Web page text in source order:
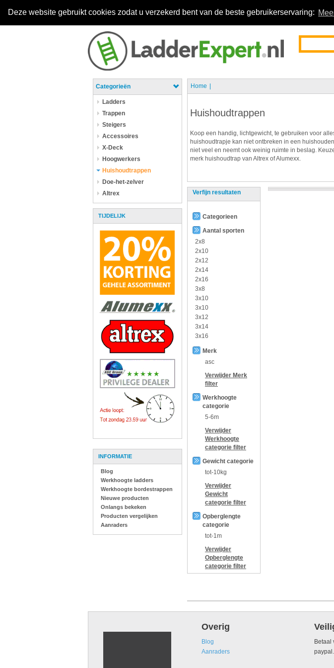
Deze website gebruikt cookies zodat u verzekerd bent van de beste gebruikerservaring:
Categorieën
Ladders
Trappen
Steigers
Accessoires
X-Deck
Hoogwerkers
Huishoudtrappen
Doe-het-zelver
Altrex
TIJDELIJK
INFORMATIE
Blog
Werkhoogte ladders
Werkhoogte bordestrappen
Nieuwe producten
Onlangs bekeken
Producten vergelijken
Aanraders
Home
Huishoudtrappen
Koop een handig, lichtgewicht, te gebruiken voor
huishoudtrapje kan niet ontbreken in een
niet veel en neemt ook weinig ruimte in beslag.
merk huishoudtrap van Altrex of Alumexx.
Verfijn resultaten
Categorieen
Aantal sporten
2x8
2x10
2x12
2x14
2x16
3x8
3x10
3x10
3x12
3x14
3x16
Merk
asc
Verwijder Merk
filter
Werkhoogte
categorie
5-6m
Verwijder
Werkhoogte
categorie filter
Gewicht categorie
tot-10kg
Verwijder
Gewicht
categorie filter
Opberglengte
categorie
tot-1m
Verwijder
Opberglengte
categorie filter
Overig
Blog
Aanraders
Betaal
paypal.